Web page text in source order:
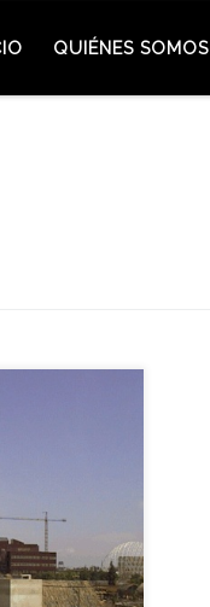
QUIÉNES SOMOS
de pesetas
recinto
Las
rusas,